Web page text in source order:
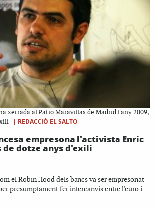
xerrada al Patio Maravillas de Madrid l'any 2009,
| REDACCIÓ EL SALTO
empresona l'activista Enric
de dotze anys d'exili
el Robin Hood dels bancs va ser empresonat
presumptament fer intercanvis entre l'euro i